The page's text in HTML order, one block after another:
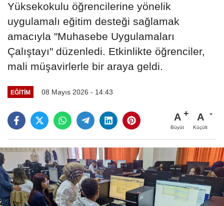
Yüksekokulu öğrencilerine yönelik
uygulamalı eğitim desteği sağlamak
amacıyla "Muhasebe Uygulamaları
Çalıştayı" düzenledi. Etkinlikte öğrenciler,
mali müşavirlerle bir araya geldi.
EĞITIM 08 Mayıs 2026 - 14:43
A
Büyüt
A
Küçült